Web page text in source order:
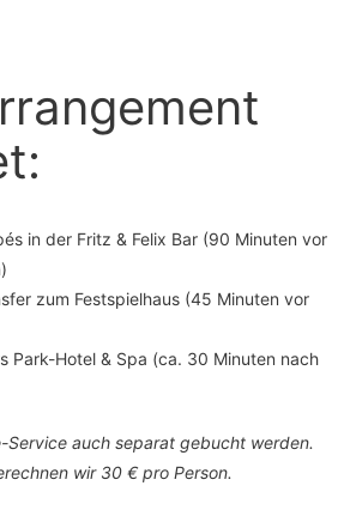
in der Fritz & Felix Bar (90 Minuten vor
zum Festspielhaus (45 Minuten vor
Park-Hotel & Spa (ca. 30 Minuten nach
Service auch separat gebucht werden.
wir 30 € pro Person.